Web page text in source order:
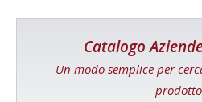
Catalogo
Un modo semplice per